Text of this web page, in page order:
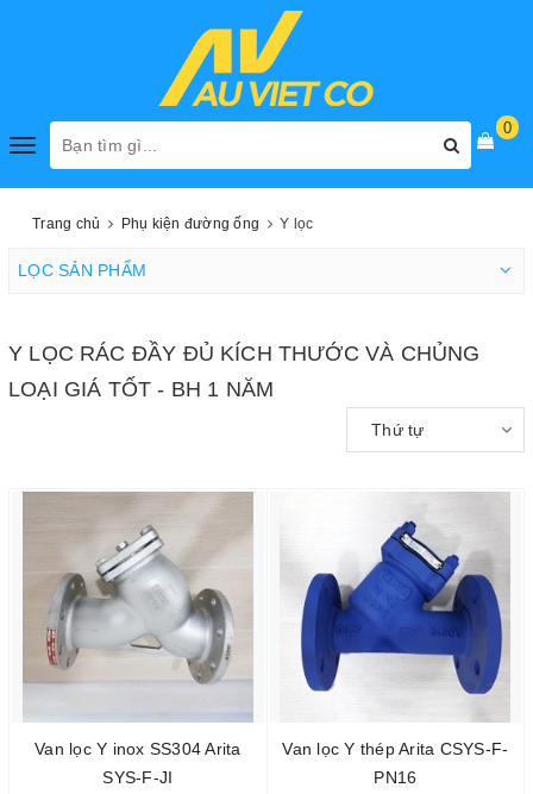
Toggle
0
Trang chủ Phụ kiện đường ống Y lọc
LỌC SẢN PHẨM
Y LỌC RÁC ĐẦY ĐỦ KÍCH THƯỚC VÀ CHỦNG
LOẠI GIÁ TỐT - BH 1 NĂM
Thứ tự
Van lọc Y inox SS304 Arita
SYS-F-JI
Van lọc Y thép Arita CSYS-F-
PN16